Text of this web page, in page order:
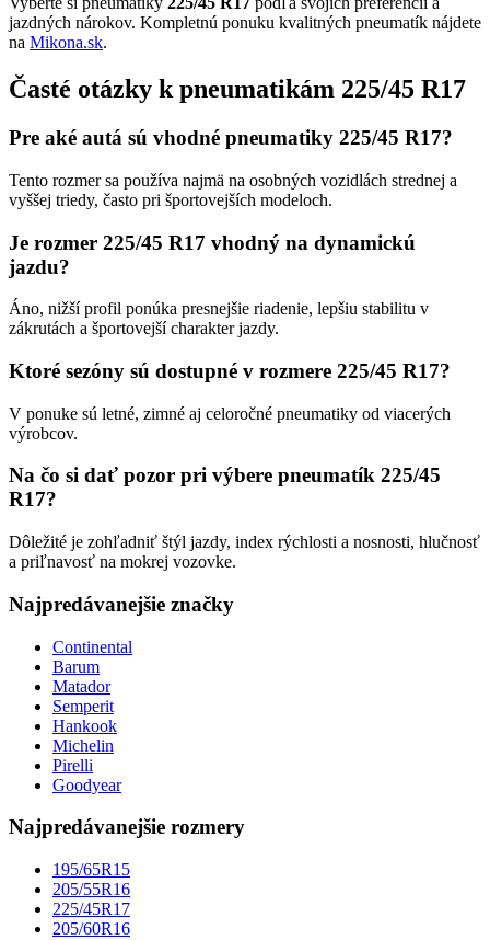
jazdných nárokov. Kompletnú ponuku kvalitných pneumatík nájdete
na Mikona.sk.
Časté otázky k pneumatikám 225/45 R17
Pre aké autá sú vhodné pneumatiky 225/45 R17?
Tento rozmer sa používa najmä na osobných vozidlách strednej a
vyššej triedy, často pri športovejších modeloch.
Je rozmer 225/45 R17 vhodný na dynamickú
jazdu?
Áno, nižší profil ponúka presnejšie riadenie, lepšiu stabilitu v
zákrutách a športovejší charakter jazdy.
Ktoré sezóny sú dostupné v rozmere 225/45 R17?
V ponuke sú letné, zimné aj celoročné pneumatiky od viacerých
výrobcov.
Na čo si dať pozor pri výbere pneumatík 225/45
R17?
Dôležité je zohľadniť štýl jazdy, index rýchlosti a nosnosti, hlučnosť
a priľnavosť na mokrej vozovke.
Najpredávanejšie značky
Continental
Barum
Matador
Semperit
Hankook
Michelin
Pirelli
Goodyear
Najpredávanejšie rozmery
195/65R15
205/55R16
225/45R17
205/60R16